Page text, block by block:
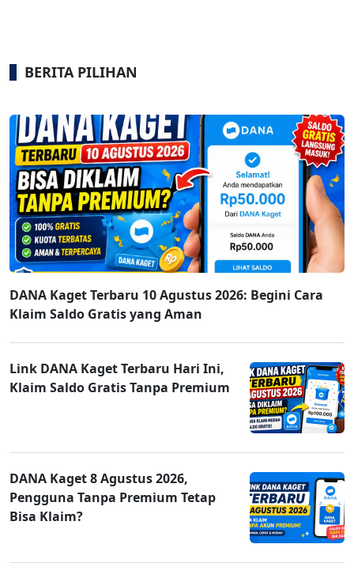
BERITA PILIHAN
DANA Kaget Terbaru 10 Agustus 2026: Begini Cara
Klaim Saldo Gratis yang Aman
Link DANA Kaget Terbaru Hari Ini,
Klaim Saldo Gratis Tanpa Premium
DANA Kaget 8 Agustus 2026,
Pengguna Tanpa Premium Tetap
Bisa Klaim?